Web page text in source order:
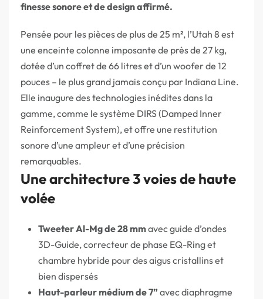
finesse sonore et de design affirmé.
Pensée pour les pièces de plus de 25 m², l’Utah 8 est
une enceinte colonne imposante de près de 27 kg,
dotée d’un coffret de 66 litres et d’un woofer de 12
pouces – le plus grand jamais conçu par Indiana Line.
Elle inaugure des technologies inédites dans la
gamme, comme le système DIRS (Damped Inner
Reinforcement System), et offre une restitution
sonore d’une ampleur et d’une précision
remarquables.
Une architecture 3 voies de haute
volée
Tweeter Al-Mg de 28 mmavec guide d’ondes
3D-Guide, correcteur de phase EQ-Ring et
chambre hybride pour des aigus cristallins et
bien dispersés
Haut-parleur médium de 7”avec diaphragme